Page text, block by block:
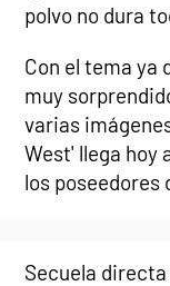
polvo no dura
Con el tema ya
muy
varias
West' llega hoy
los poseedores
Secuela